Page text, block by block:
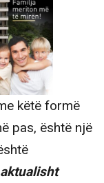
këtë formë
pas, është një